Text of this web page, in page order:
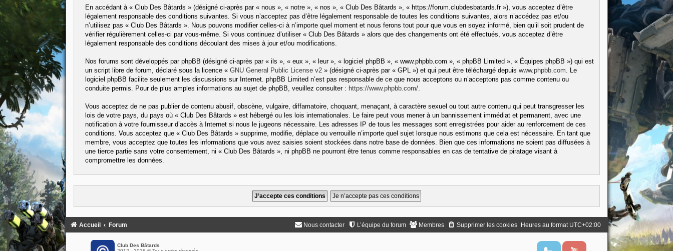
En accédant à « Club Des Bâtards » (désigné ci-après par « nous », « notre », « nos », « Club Des Bâtards », « https://forum.clubdesbatards.fr »), vous acceptez d’être
légalement responsable des conditions suivantes. Si vous n’acceptez pas d’être légalement responsable de toutes les conditions suivantes, alors n’accédez pas et/ou
n’utilisez pas « Club Des Bâtards ». Nous pouvons modifier celles-ci à n’importe quel moment et nous ferons tout pour que vous en soyez informé, bien qu’il soit prudent de
vérifier régulièrement celles-ci par vous-même. Si vous continuez d’utiliser « Club Des Bâtards » alors que des changements ont été effectués, vous acceptez d’être
légalement responsable des conditions découlant des mises à jour et/ou modifications.
Nos forums sont développés par phpBB (désigné ci-après par « ils », « eux », « leur », « logiciel phpBB », « www.phpbb.com », « phpBB Limited », « Équipes phpBB ») qui est
un script libre de forum, déclaré sous la licence « GNU General Public License v2» (désigné ci-après par « GPL ») et qui peut être téléchargé depuis www.phpbb.com . Le
logiciel phpBB facilite seulement les discussions sur Internet. phpBB Limited n’est pas responsable de ce que nous acceptons ou n’acceptons pas comme contenu ou
conduite permis. Pour de plus amples informations au sujet de phpBB, veuillez consulter : https://www.phpbb.com/.
Vous acceptez de ne pas publier de contenu abusif, obscène, vulgaire, diffamatoire, choquant, menaçant, à caractère sexuel ou tout autre contenu qui peut transgresser les
lois de votre pays, du pays où « Club Des Bâtards » est hébergé ou les lois internationales. Le faire peut vous mener à un bannissement immédiat et permanent, avec une
notification à votre fournisseur d’accès à Internet si nous le jugeons nécessaire. Les adresses IP de tous les messages sont enregistrées pour aider au renforcement de ces
conditions. Vous acceptez que « Club Des Bâtards » supprime, modifie, déplace ou verrouille n’importe quel sujet lorsque nous estimons que cela est nécessaire. En tant que
membre, vous acceptez que toutes les informations que vous avez saisies soient stockées dans notre base de données. Bien que ces informations ne soient pas diffusées à
une tierce partie sans votre consentement, ni « Club Des Bâtards », ni phpBB ne pourront être tenus comme responsables en cas de tentative de piratage visant à
compromettre les données.
Accueil Forum Heures au format UTC+02:00
Supprimer les cookies
Membres
L’équipe du forum
Nous contacter
Club Des Bâtards